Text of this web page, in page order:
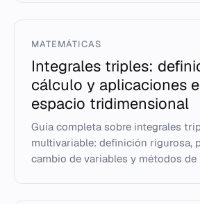
MATEMÁTICAS
Integrales triples:
cálculo y aplicaciones
espacio tridimensional
Guía completa sobre integrales
multivariable: definición rigurosa,
cambio de variables y métodos de